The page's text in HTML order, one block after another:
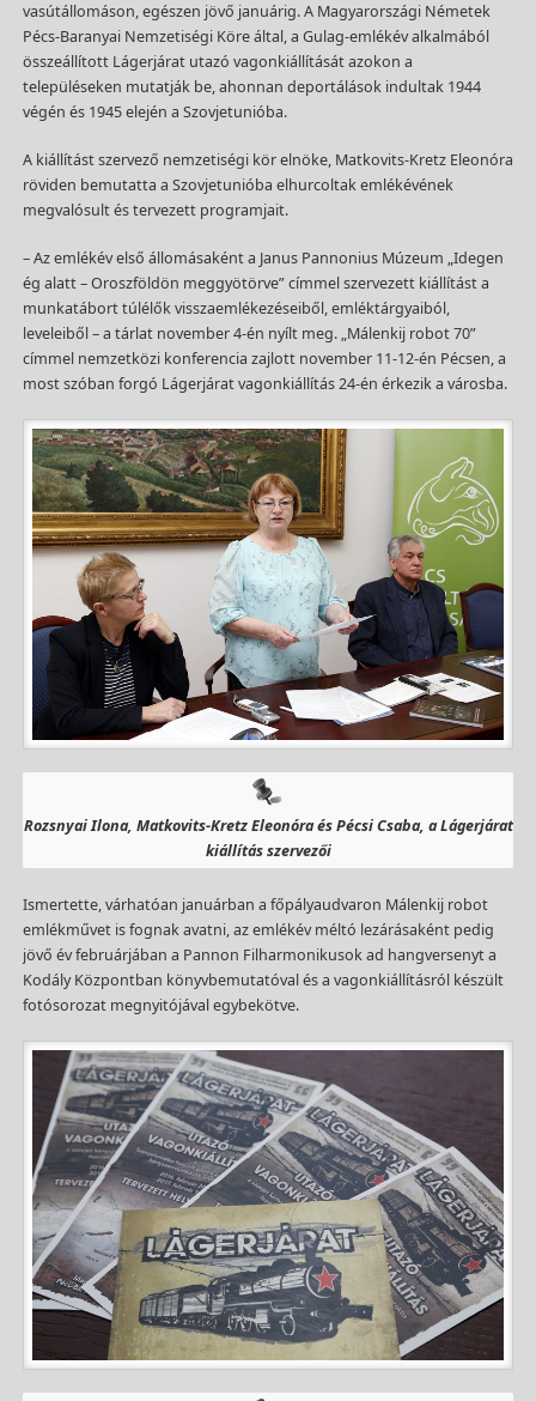
vasútállomáson, egészen jövő januárig. A Magyarországi Németek
Pécs-Baranyai Nemzetiségi Köre által, a Gulag-emlékév alkalmából
összeállított Lágerjárat utazó vagonkiállítását azokon a
településeken mutatják be, ahonnan deportálások indultak 1944
végén és 1945 elején a Szovjetunióba.
A kiállítást szervező nemzetiségi kör elnöke, Matkovits-Kretz Eleonóra
röviden bemutatta a Szovjetunióba elhurcoltak emlékévének
megvalósult és tervezett programjait.
– Az emlékév első állomásaként a Janus Pannonius Múzeum „Idegen
ég alatt – Oroszföldön meggyötörve” címmel szervezett kiállítást a
munkatábort túlélők visszaemlékezéseiből, emléktárgyaiból,
leveleiből – a tárlat november 4-én nyílt meg. „Málenkij robot 70”
címmel nemzetközi konferencia zajlott november 11-12-én Pécsen, a
most szóban forgó Lágerjárat vagonkiállítás 24-én érkezik a városba.
Rozsnyai Ilona, Matkovits-Kretz Eleonóra és Pécsi Csaba, a Lágerjárat
kiállítás szervezői
Ismertette, várhatóan januárban a főpályaudvaron Málenkij robot
emlékművet is fognak avatni, az emlékév méltó lezárásaként pedig
jövő év februárjában a Pannon Filharmonikusok ad hangversenyt a
Kodály Központban könyvbemutatóval és a vagonkiállításról készült
fotósorozat megnyitójával egybekötve.